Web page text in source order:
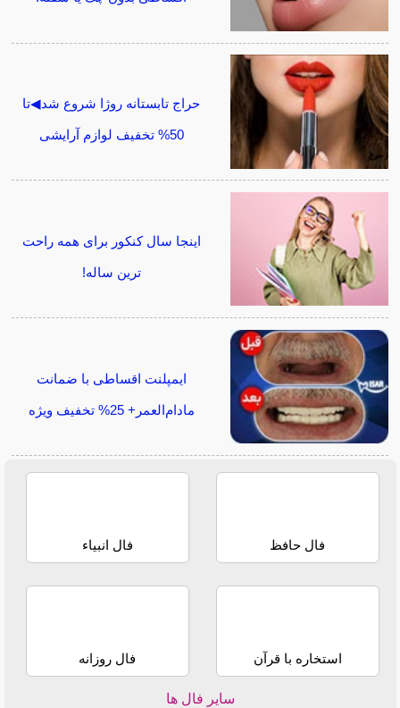
حراج تابستانه روژا شروع شد◀تا
50% تخفیف لوازم آرایشی
اینجا سال کنکور برای همه راحت
ترین ساله!
ایمپلنت اقساطی با ضمانت
مادام‌العمر+ 25% تخفیف ویژه
فال حافظ فال انبیاء
استخاره با قرآن فال روزانه
سایر فال ها